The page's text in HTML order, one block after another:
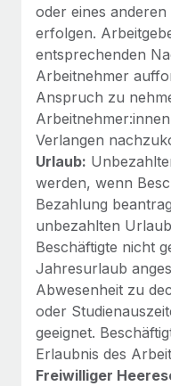
oder eines
erfolgen.
entsprechenden
Arbeitnehmer
Anspruch zu
Verlangen
Urlaub:
werden, wenn
Bezahlung
unbezahlten
Beschäftigte nicht
Jahresurlaub
Abwesenheit zu
oder
geeignet.
Erlaubnis des
Freiwilliger